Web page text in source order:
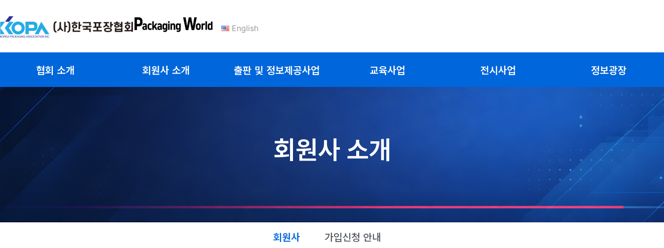
텐
츠
English
협회 소개 회원사 소개 출판 및 정보제공사업 교육사업 전시사업 정보광장
회원사 소개
회원사 가입신청 안내